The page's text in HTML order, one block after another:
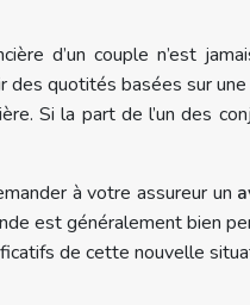
d’un couple n’est
quotités basées sur
Si la part de l’un des
à votre assureur un
est généralement bien
de cette nouvelle